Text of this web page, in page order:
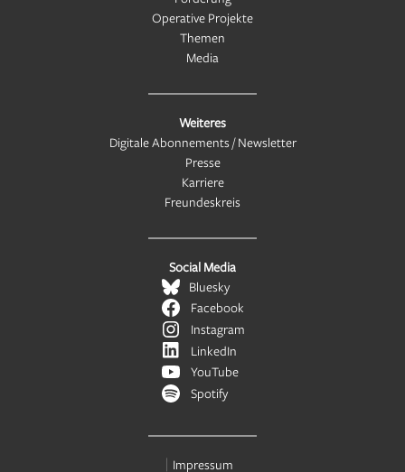
Operative Projekte
Themen
Media
Weiteres
Digitale Abonnements / Newsletter
Presse
Karriere
Freundeskreis
Social Media
Bluesky
Facebook
Instagram
LinkedIn
YouTube
Spotify
Impressum